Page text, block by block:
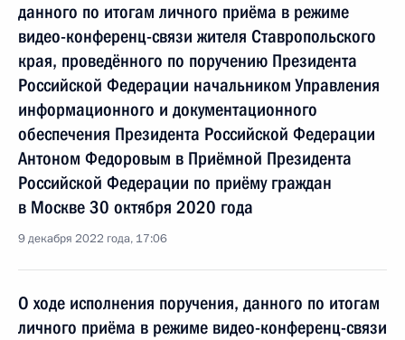
данного по итогам личного приёма в режиме
видео-конференц-связи жителя Ставропольского
края, проведённого по поручению Президента
Российской Федерации начальником Управления
информационного и документационного
обеспечения Президента Российской Федерации
Антоном Федоровым в Приёмной Президента
Российской Федерации по приёму граждан
в Москве 30 октября 2020 года
9 декабря 2022 года, 17:06
О ходе исполнения поручения, данного по итогам
личного приёма в режиме видео-конференц-связи